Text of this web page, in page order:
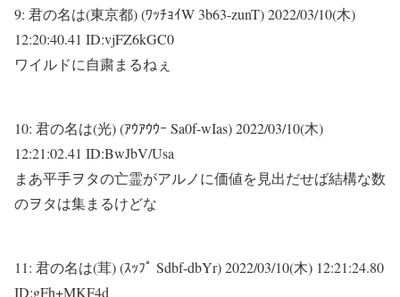
9: 君の名は(東京都) (ﾜｯﾁｮｲW 3b63-zunT)2022/03/10(木)
12:20:40.41 ID:vjFZ6kGC0
ワイルドに自粛まるねぇ
10: 君の名は(光) (ｱｳｱｳｳｰ Sa0f-wIas)2022/03/10(木)
12:21:02.41 ID:BwJbV/Usa
まあ平手ヲタの亡霊がアルノに価値を見出だせば結構な数
のヲタは集まるけどな
11: 君の名は(茸) (ｽｯﾌﾟ Sdbf-dbYr)2022/03/10(木) 12:21:24.80
ID:gFh+MKF4d